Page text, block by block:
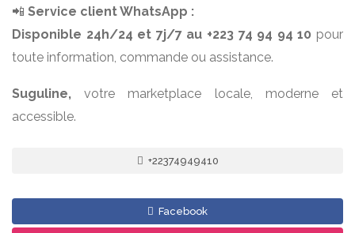
📲 Service client WhatsApp :
Disponible 24h/24 et 7j/7 au +223 74 94 94 10 pour
toute information, commande ou assistance.
Suguline, votre marketplace locale, moderne et
accessible.
+22374949410
Facebook